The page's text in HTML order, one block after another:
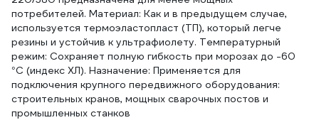
потребителей. Материал: Как и в предыдущем случае,
используется термоэластопласт (ТП), который легче
резины и устойчив к ультрафиолету. Температурный
режим: Сохраняет полную гибкость при морозах до -60
°C (индекс ХЛ). Назначение: Применяется для
подключения крупного передвижного оборудования:
строительных кранов, мощных сварочных постов и
промышленных станков